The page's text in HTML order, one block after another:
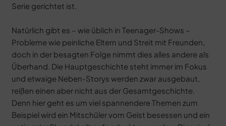
Serie gerichtet ist.
Natürlich gibt es – wie üblich in Teenager-Shows –
Probleme wie peinliche Eltern und Streit mit Freunden,
doch in der besagten Folge nimmt dies alles andere als
Überhand. Die Hauptgeschichte steht immer im Fokus
und etwaige Neben-Storys werden zwar ausgebaut,
reißen einen aber nicht aus der Gesamtgeschichte.
Denn hier geht es um viel spannendere Themen zum
Beispiel wird ein Mitschüler vom Geist besessen und ein